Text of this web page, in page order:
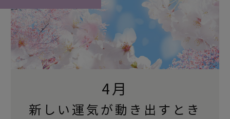
4月
新しい運気が動き出すとき